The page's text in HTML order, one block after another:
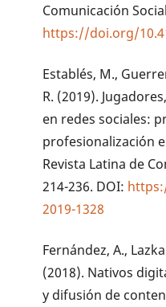
Comunicación
https://doi.org/
Establés, M.,
R. (2019).
en redes sociales:
profesionalización
Revista Latina de
214-236. DOI:
2019-1328
Fernández, A.,
(2018). Nativos
y difusión de